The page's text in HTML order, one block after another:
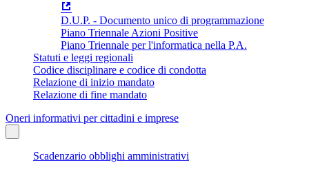
D.U.P. - Documento unico di programmazione
Piano Triennale Azioni Positive
Piano Triennale per l'informatica nella P.A.
Statuti e leggi regionali
Codice disciplinare e codice di condotta
Relazione di inizio mandato
Relazione di fine mandato
Oneri informativi per cittadini e imprese
Scadenzario obblighi amministrativi